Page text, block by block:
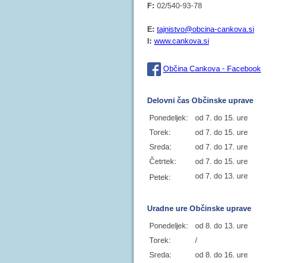
F: 02/540-93-78
E: tajnistvo@obcina-cankova.si
I: www.cankova.si
Občina Cankova - Facebook
Delovni čas Občinske uprave
Ponedeljek:
od 7. do 15. ure
Torek:
od 7. do 15. ure
Sreda:
od 7. do 17. ure
Četrtek:
od 7. do 15. ure
Petek:
od 7. do 13. ure
Uradne ure Občinske uprave
Ponedeljek:
od 8. do 13. ure
Torek:
/
Sreda:
od 8. do 16. ure